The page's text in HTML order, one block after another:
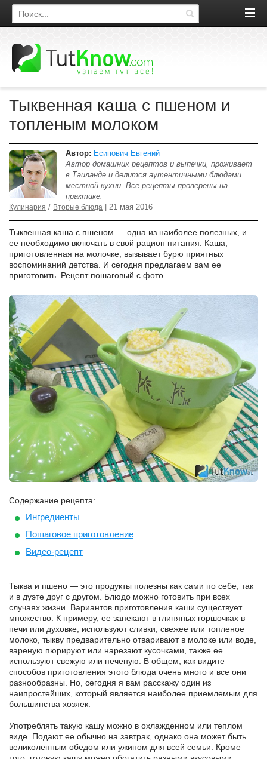
Поиск по сайту
Тыквенная каша с пшеном и
топленым молоком
Автор: Есипович Евгений
Автор домашних рецептов и выпечки, проживает
в Таиланде и делится аутентичными блюдами
местной кухни. Все рецепты проверены на
практике.
Кулинария / Вторые блюда | 21 мая 2016
Тыквенная каша с пшеном — одна из наиболее полезных, и
ее необходимо включать в свой рацион питания. Каша,
приготовленная на молочке, вызывает бурю приятных
воспоминаний детства. И сегодня предлагаем вам ее
приготовить. Рецепт пошаговый с фото.
Содержание рецепта:
Ингредиенты
Пошаговое приготовление
Видео-рецепт
Тыква и пшено — это продукты полезны как сами по себе, так
и в дуэте друг с другом. Блюдо можно готовить при всех
случаях жизни. Вариантов приготовления каши существует
множество. К примеру, ее запекают в глиняных горшочках в
печи или духовке, используют сливки, свежее или топленое
молоко, тыкву предварительно отваривают в молоке или воде,
вареную пюрируют или нарезают кусочками, также ее
используют свежую или печеную. В общем, как видите
способов приготовления этого блюда очень много и все они
разнообразны. Но, сегодня я вам расскажу один из
наипростейших, который является наиболее приемлемым для
большинства хозяек.
Употреблять такую кашу можно в охлажденном или теплом
виде. Подают ее обычно на завтрак, однако она может быть
великолепным обедом или ужином для всей семьи. Кроме